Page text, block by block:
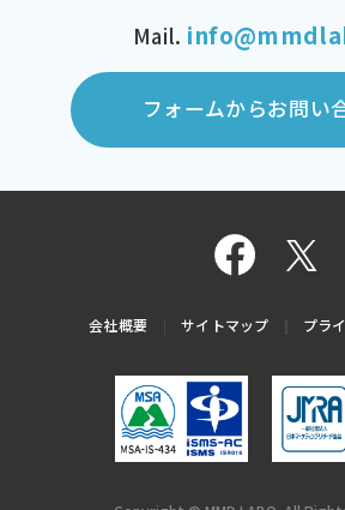
Mail.
フォームからお問い
会社概要 サイトマップ プラ